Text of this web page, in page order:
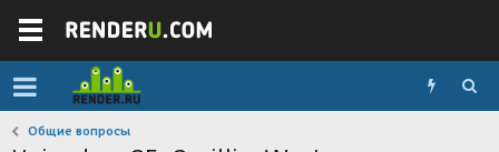
Общие вопросы